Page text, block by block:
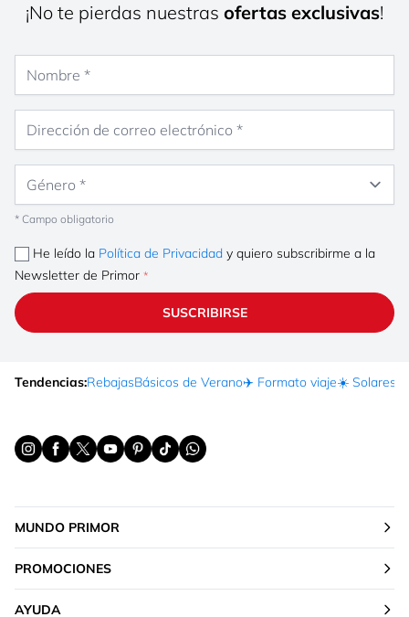
¡No te pierdas nuestras ofertas exclusivas!
* Campo obligatorio
He leído la Política de Privacidad y quiero subscribirme a la
Newsletter de Primor
SUSCRIBIRSE
Tendencias:RebajasBásicos de Verano✈️ Formato viaje☀️ Solares
MUNDO PRIMOR
PROMOCIONES
AYUDA